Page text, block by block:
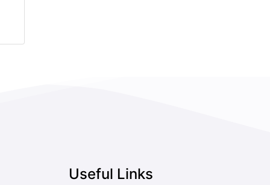
Useful Links